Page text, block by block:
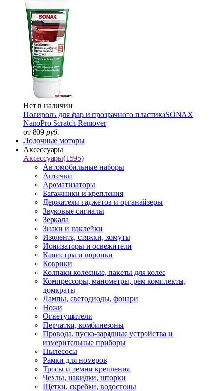
Нет в наличии
Полироль для фар и прозрачного пластикаSONAX
NanoPro Scratch Remover
от 809 руб.
Лодочные моторы
Аксессуары
Аксессуары(1595)
Автомобильные наборы
Аптечки
Ароматизаторы
Багажники и крепления
Держатели гаджетов и органайзеры
Звуковые сигналы
Зеркала
Знаки и наклейки
Изолента, стяжки, хомуты
Ионизаторы и освежители
Канистры и воронки
Коврики
Колпаки колесные, пакеты для колес
Компрессоры, манометры, рем комплекты,
домкраты
Лампы, светодиоды, фонари
Ножи
Огнетушители
Перчатки, комбинезоны
Провода, пуско-зарядные устройства и
измерительные приборы
Пылесосы
Рамки для номеров
Тросы и ремни крепления
Чехлы, накидки, шторки
Щетки, скребки, водосгоны